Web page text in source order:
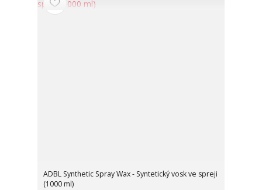
ADBL Synthetic Spray Wax - Syntetický vosk ve spreji
(1000 ml)